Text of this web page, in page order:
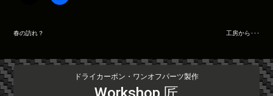
投
ナ
ビ
ゲ
春の訪れ？ 工房から･･･
ドライカーボン・ワンオフパーツ製作